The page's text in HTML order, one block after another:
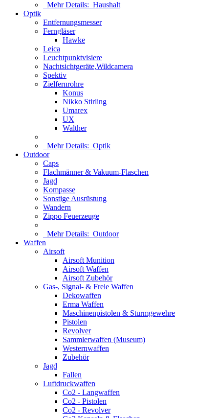
Mehr Details: Haushalt
Optik
Entfernungsmesser
Ferngläser
Hawke
Leica
Leuchtpunktvisiere
Nachtsichtgeräte,Wildcamera
Spektiv
Zielfernrohre
Konus
Nikko Stirling
Umarex
UX
Walther
Mehr Details: Optik
Outdoor
Caps
Flachmänner & Vakuum-Flaschen
Jagd
Kompasse
Sonstige Ausrüstung
Wandern
Zippo Feuerzeuge
Mehr Details: Outdoor
Waffen
Airsoft
Airsoft Munition
Airsoft Waffen
Airsoft Zubehör
Gas-, Signal- & Freie Waffen
Dekowaffen
Erma Waffen
Maschinenpistolen & Sturmgewehre
Pistolen
Revolver
Sammlerwaffen (Museum)
Westernwaffen
Zubehör
Jagd
Fallen
Luftdruckwaffen
Co2 - Langwaffen
Co2 - Pistolen
Co2 - Revolver